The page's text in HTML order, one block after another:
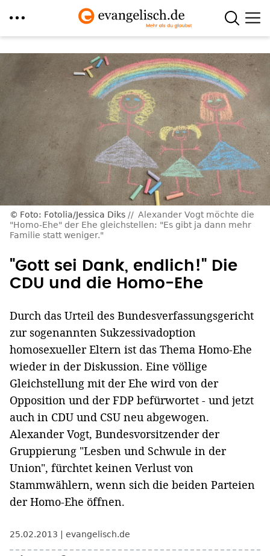
Inhalt
Foto: Fotolia/Jessica Diks
Alexander Vogt möchte die
"Homo-Ehe" der Ehe gleichstellen: "Es gibt ja dann mehr
Familie statt weniger."
"Gott sei Dank, endlich!" Die
CDU und die Homo-Ehe
Durch das Urteil des Bundesverfassungsgericht
zur sogenannten Sukzessivadoption
homosexueller Eltern ist das Thema Homo-Ehe
wieder in der Diskussion. Eine völlige
Gleichstellung mit der Ehe wird von der
Opposition und der FDP befürwortet - und jetzt
auch in CDU und CSU neu abgewogen.
Alexander Vogt, Bundesvorsitzender der
Gruppierung "Lesben und Schwule in der
Union", fürchtet keinen Verlust von
Stammwählern, wenn sich die beiden Parteien
der Homo-Ehe öffnen.
25.02.2013 evangelisch.de